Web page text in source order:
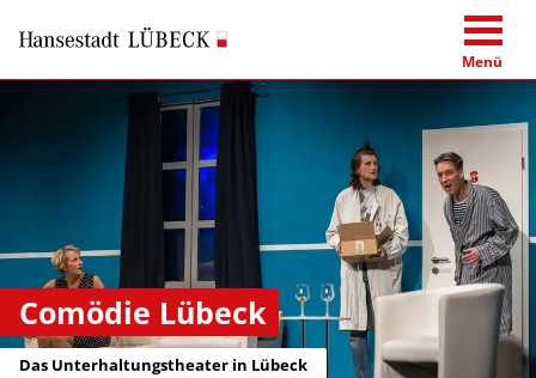
Menü
Comödie Lübeck
Das Unterhaltungstheater in Lübeck